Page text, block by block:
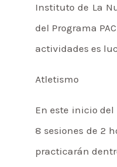
Instituto de La
del Programa
actividades es
Atletismo
En este inicio
8 sesiones de 2
practicarán